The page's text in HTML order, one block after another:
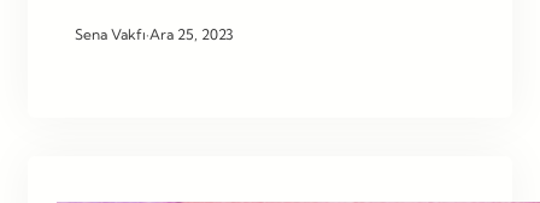
Sena Vakfı·Ara 25, 2023